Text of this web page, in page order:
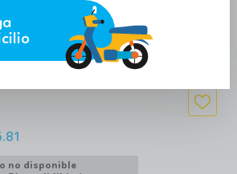
remolque de
no disponible